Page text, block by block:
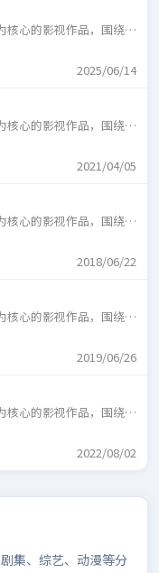
核心的影视作品，围绕危
整体节奏紧凑，适合一
2025/06/14
核心的影视作品，围绕危
整体节奏紧凑，适合一
2021/04/05
核心的影视作品，围绕危
整体节奏紧凑，适合一
2018/06/22
核心的影视作品，围绕危
整体节奏紧凑，适合一
2019/06/26
核心的影视作品，围绕危
整体节奏紧凑，适合一
2022/08/02
集、综艺、动漫等分